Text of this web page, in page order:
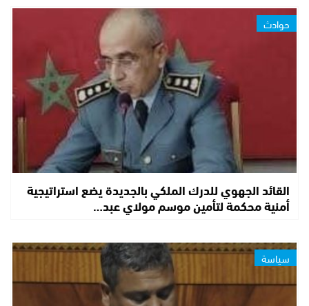
حوادث
القائد الجهوي للدرك الملكي بالجديدة يضع استراتيجية
أمنية محكمة لتأمين موسم مولاي عبد…
سياسة